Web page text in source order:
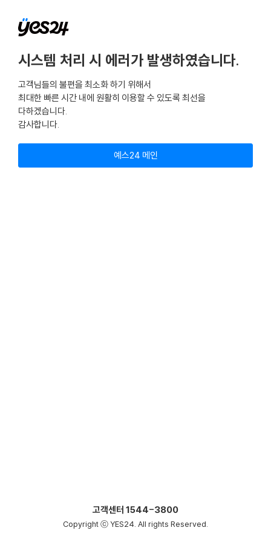
시스템 처리 시 에러가 발생하였습니다.
고객님들의 불편을 최소화 하기 위해서
최대한 빠른 시간 내에 원활히 이용할 수 있도록 최선을
다하겠습니다.
감사합니다.
예스24 메인
고객센터 1544-3800
Copyright ⓒ YES24. All rights Reserved.